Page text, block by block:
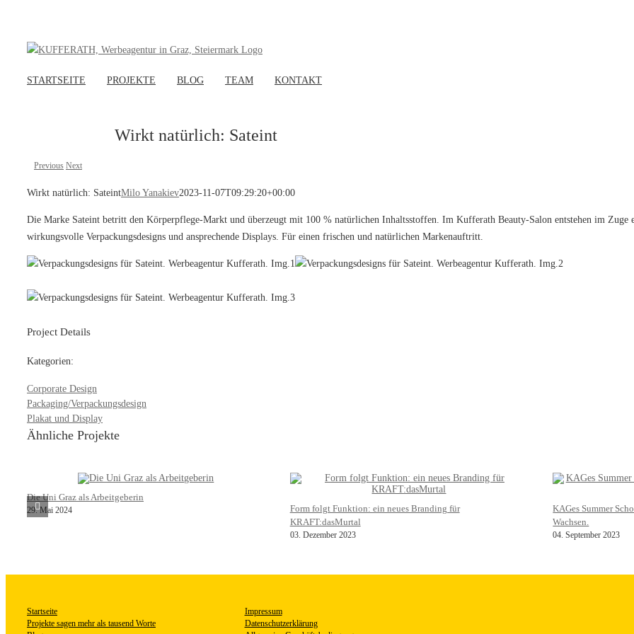
springen
STARTSEITE PROJEKTE BLOG TEAM KONTAKT
Wirkt natürlich: Sateint
Previous Next
Wirkt natürlich: SateintMilo Yanakiev2023-11-07T09:29:20+00:00
Die Marke Sateint betritt den Körperpflege-Markt und überzeugt mit 100 % natürlichen Inhaltsstoffen. Im Kufferath Beauty-Salon entstehen im Zuge
wirkungsvolle Verpackungsdesigns und ansprechende Displays. Für einen frischen und natürlichen Markenauftritt.
Project Details
Kategorien:
Corporate Design
Packaging/Verpackungsdesign
Plakat und Display
Ähnliche Projekte
Die Uni Graz als Arbeitgeberin
29. Mai 2024
Form folgt Funktion: ein neues Branding für
KRAFT:dasMurtal
03. Dezember 2023
KAGes Summer
Wachsen.
04. September 2023
Startseite
Projekte sagen mehr als tausend Worte
Impressum
Datenschutzerklärung